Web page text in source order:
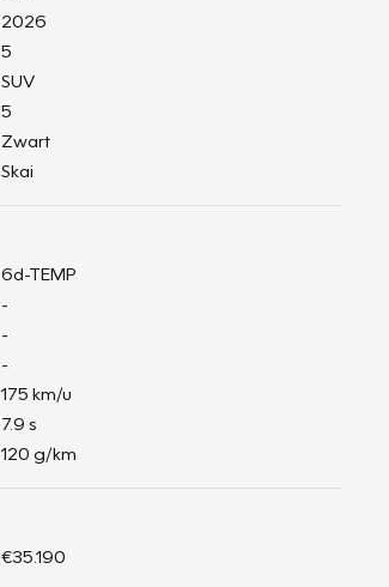
2026
5
SUV
5
Zwart
Skai
6d-TEMP
-
-
-
175 km/u
7.9 s
120 g/km
€35.190